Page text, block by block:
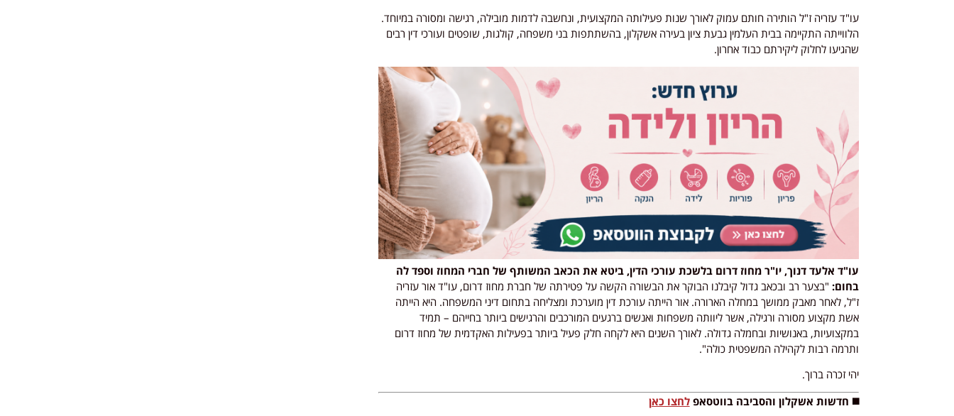
עו"ד עזריה ז"ל הותירה חותם עמוק לאורך שנות פעילותה המקצועית, ונחשבה לדמות מובילה, רגישה ומסורה במיוחד.
הלווייתה התקיימה בבית העלמין גבעת ציון בעירה אשקלון, בהשתתפות בני משפחה, קולגות, שופטים ועורכי דין רבים
שהגיעו לחלוק ליקירתם כבוד אחרון.
עו"ד אלעד דנוך, יו"ר מחוז דרום בלשכת עורכי הדין, ביטא את הכאב המשותף של חברי המחוז וספד לה
בחום: "בצער רב ובכאב גדול קיבלנו הבוקר את הבשורה הקשה על פטירתה של חברת מחוז דרום, עו"ד אור עזריה
ז"ל, לאחר מאבק ממושך במחלה הארורה. אור הייתה עורכת דין מוערכת ומצליחה בתחום דיני המשפחה. היא הייתה
אשת מקצוע מסורה ורגילה, אשר ליוותה משפחות ואנשים ברגעים המורכבים והרגישים ביותר בחייהם – תמיד
במקצועיות, באנושיות ובחמלה גדולה. לאורך השנים היא לקחה חלק פעיל ביותר בפעילות האקדמית של מחוז דרום
ותרמה רבות לקהילה המשפטית כולה".
יהי זכרה ברוך.
◼️ חדשות אשקלון והסביבה בווטסאפלחצו כאן